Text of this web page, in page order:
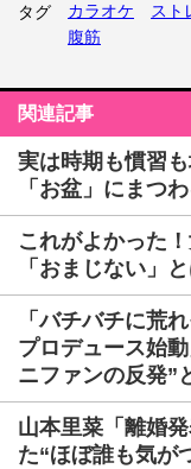
タグ カラオケ スト
腹筋
関連記事
実は時期も慣習
「お盆」にまつ
これがよかった
「おまじない」
「バチバチに荒
プロデュース始
ニファンの反発”
山本里菜「離婚
た“ほぼ誰も気が